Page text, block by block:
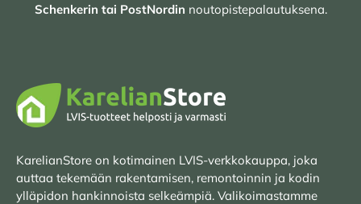
Schenkerin tai PostNordin noutopistepalautuksena.
KarelianStore on kotimainen LVIS-verkkokauppa, joka
auttaa tekemään rakentamisen, remontoinnin ja kodin
ylläpidon hankinnoista selkeämpiä. Valikoimastamme